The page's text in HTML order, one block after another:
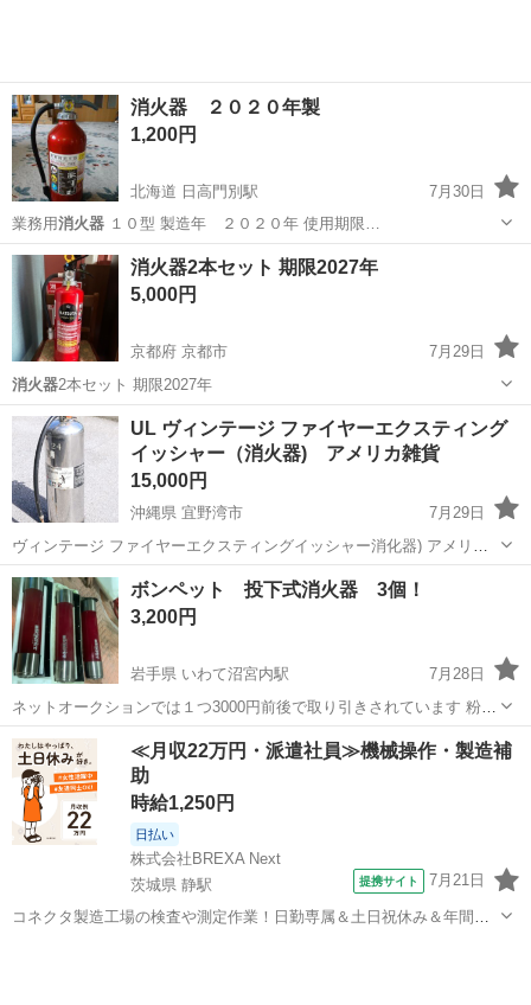
消火器 ２０２０年製
1,200円
北海道 日高門別駅
7月30日
業務用消火器１０型 製造年 ２０２０年 使用期限…
北海道 沙流郡 日高門別駅 その他 消火器
消火器2本セット 期限2027年
5,000円
京都府 京都市
7月29日
消火器2本セット 期限2027年
京都 京都市 その他
UL ヴィンテージ ファイヤーエクスティング
イッシャー（消火器) アメリカ雑貨
15,000円
沖縄県 宜野湾市
7月29日
ヴィンテージ ファイヤーエクスティングイッシャー消化器) アメリカ
雑貨 サイズ 高さ62cm (レバーまで) 直径18センチ ノズル 57cm 中身
は空です。 店舗、お部屋のオブ...
沖縄 宜野湾市 インテリア雑貨/小物 ヴィンテージ
ボンペット 投下式消火器 3個！
3,200円
岩手県 いわて沼宮内駅
7月28日
ネットオークションでは１つ3000円前後で取り引きされています 粉と
違って液体なので、水質汚染を懸念される船舶などにもおすすめです
し、いざとなった時に粉まみれになると困る様な工場や、店舗にもお
すすめです。 又、使用期限が無い...
岩手 岩手郡 いわて沼宮内駅 その他
≪月収22万円・派遣社員≫機械操作・製造補
助
時給1,250円
日払い
株式会社BREXA Next
茨城県 静駅
提携サイト 7月21日
コネクタ製造工場の検査や測定作業！日勤専属＆土日祝休み＆年間休